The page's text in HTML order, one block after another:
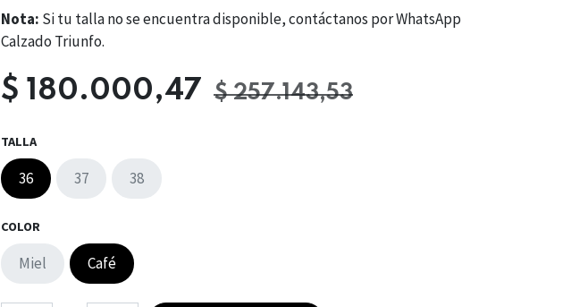
Nota: Si tu talla no se encuentra disponible, contáctanos por WhatsApp
Calzado Triunfo.
$ 180.000,47 $257.143,53
TALLA
36 37 38
COLOR
Miel Café